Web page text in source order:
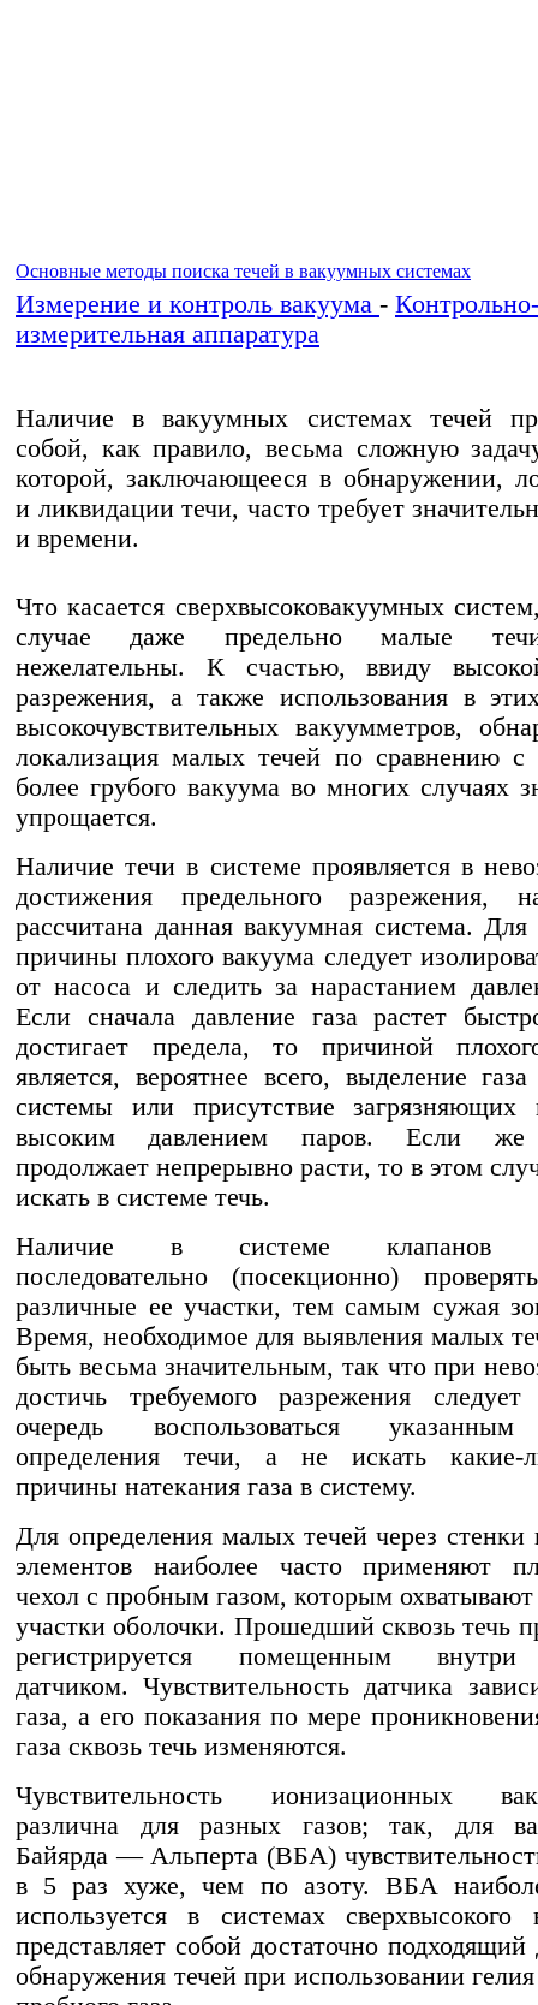
Основные методы поиска течей в вакуумных системах
Измерение и контроль вакуума - Контрольно-
измерительная аппаратура
Наличие в вакуумных системах течей
собой, как правило, весьма сложную
которой, заключающееся в обнаружении,
и ликвидации течи, часто требует
и времени.
Что касается сверхвысоковакуумных
случае даже предельно малые
нежелательны. К счастью, ввиду
разрежения, а также использования в
высокочувствительных вакуумметров,
локализация малых течей по сравнению с
более грубого вакуума во многих случаях
упрощается.
Наличие течи в системе проявляется в
достижения предельного разрежения,
рассчитана данная вакуумная система. Для
причины плохого вакуума следует
от насоса и следить за нарастанием
Если сначала давление газа растет
достигает предела, то причиной
является, вероятнее всего, выделение
системы или присутствие загрязняющих
высоким давлением паров. Если же
продолжает непрерывно расти, то в этом
искать в системе течь.
Наличие в системе клапанов
последовательно (посекционно)
различные ее участки, тем самым сужая
Время, необходимое для выявления малых
быть весьма значительным, так что при
достичь требуемого разрежения
очередь воспользоваться
определения течи, а не искать какие-
причины натекания газа в систему.
Для определения малых течей через стенки
элементов наиболее часто применяют
чехол с пробным газом, которым
участки оболочки. Прошедший сквозь течь
регистрируется помещенным
датчиком. Чувствительность датчика
газа, а его показания по мере
газа сквозь течь изменяются.
Чувствительность ионизационных
различна для разных газов; так, для
Байярда — Альперта (ВБА)
в 5 раз хуже, чем по азоту. ВБА
используется в системах сверхвысокого
представляет собой достаточно подходящий
обнаружения течей при использовании гелия